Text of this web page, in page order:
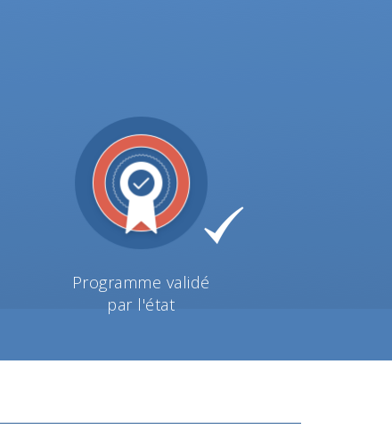
Programme validé
par l'état